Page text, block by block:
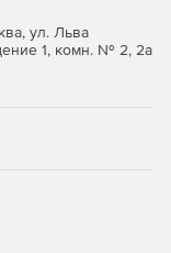
единиц для
защиты в
доступ,
и онлайн-
ул. Льва
1, комн. № 2, 2а